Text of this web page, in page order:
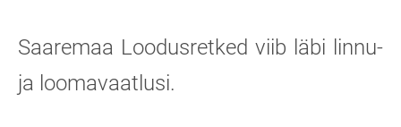
Saaremaa Loodusretked viib läbi linnu-
ja loomavaatlusi.